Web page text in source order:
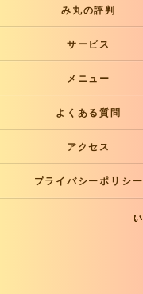
み丸の評判
サービス
メニュー
よくある質問
アクセス
プライバシーポリシー